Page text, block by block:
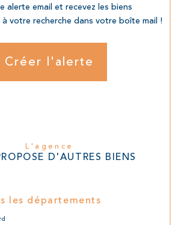
alerte email et recevez les biens
votre recherche dans votre boîte mail !
Créer l'alerte
L'agence
D'AUTRES BIENS
les départements